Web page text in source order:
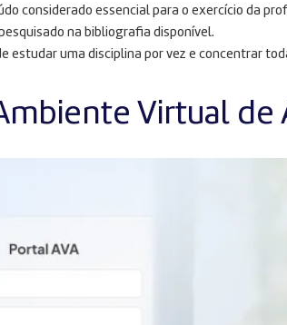
considerado essencial para o exercício da
na bibliografia disponível.
estudar uma disciplina por vez e concentrar
Virtual de